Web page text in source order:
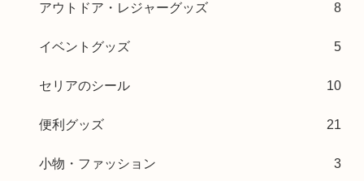
アウトドア・レジャーグッズ 8
イベントグッズ 5
セリアのシール 10
便利グッズ 21
小物・ファッション 3